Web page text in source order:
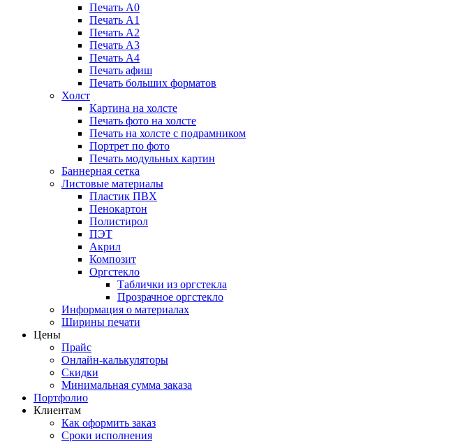
Печать А0
Печать А1
Печать А2
Печать А3
Печать А4
Печать афиш
Печать больших форматов
Холст
Картина на холсте
Печать фото на холсте
Печать на холсте с подрамником
Портрет по фото
Печать модульных картин
Баннерная сетка
Листовые материалы
Пластик ПВХ
Пенокартон
Полистирол
ПЭТ
Акрил
Композит
Оргстекло
Таблички из оргстекла
Прозрачное оргстекло
Информация о материалах
Ширины печати
Цены
Прайс
Онлайн-калькуляторы
Скидки
Минимальная сумма заказа
Портфолио
Клиентам
Как оформить заказ
Сроки исполнения